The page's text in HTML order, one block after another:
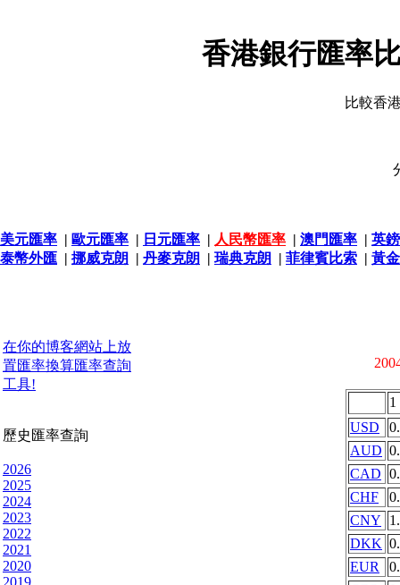
香港銀行匯率
比較香
美元匯率 | 歐元匯率 | 日元匯率 | 人民幣匯率 | 澳門匯率 | 英
泰幣外匯 | 挪威克朗 | 丹麥克朗 | 瑞典克朗 | 菲律賓比索 | 黃
在你的博客網站上放
置匯率換算匯率查詢
工具!
歷史匯率查詢
2026
2025
2024
2023
2022
2021
2020
1
USD
AUD
CAD
CHF
CNY
DKK
EUR